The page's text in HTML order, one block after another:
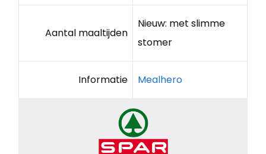
Aantal maaltijden
Nieuw: met slimme
stomer
Informatie Mealhero